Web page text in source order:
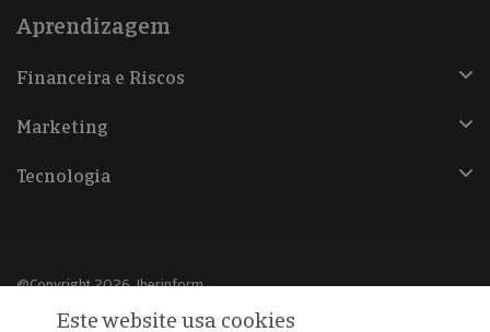
Aprendizagem
Financeira e Riscos
Marketing
Tecnologia
@Copyright 2026, Iberinform
Este website usa cookies